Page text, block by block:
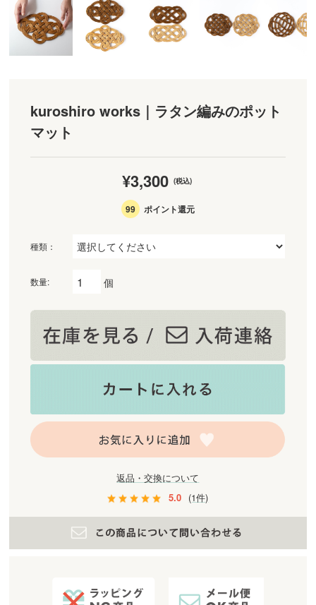
kuroshiro works｜ラタン編みのポット
マット
¥3,300 (税込)
99 ポイント還元
種類：
数量: 個
返品・交換について
5.0 (1件)